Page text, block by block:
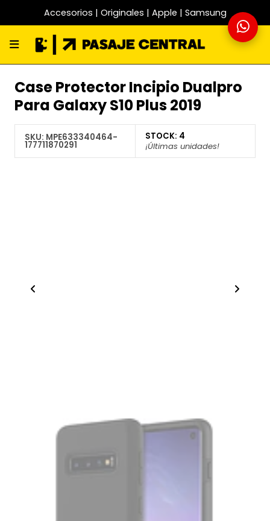
Accesorios | Originales | Apple | Samsung
Case Protector Incipio Dualpro
Para Galaxy S10 Plus 2019
SKU: MPE633340464-
177711870291
STOCK: 4
¡Últimas unidades!